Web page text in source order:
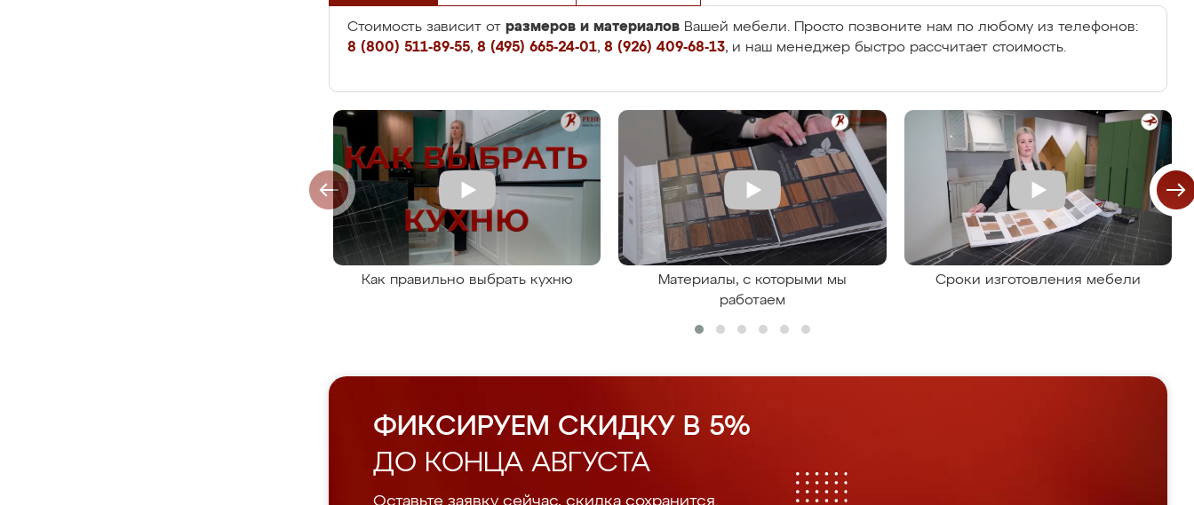
Стоимость зависит от размеров и материалов Вашей мебели. Просто позвоните нам по любому из телефонов:
8 (800) 511-89-55, 8 (495) 665-24-01, 8 (926) 409-68-13, и наш менеджер быстро рассчитает стоимость.
Как правильно выбрать кухню
Материалы, с которыми мы
работаем
Сроки изготовления мебели
ФИКСИРУЕМ СКИДКУ В 5%
ДО КОНЦА АВГУСТА
Оставьте заявку сейчас, скидка сохранится.